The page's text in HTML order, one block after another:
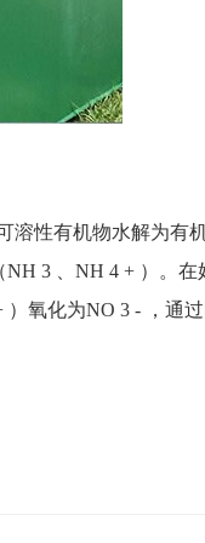
溶性有机物水解为有
NH 3 NH 4 + ）。在
）氧化为NO 3 - ，通